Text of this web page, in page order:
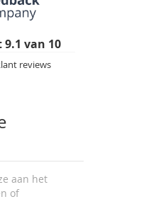
9.1 van 10
reviews
aan het
of